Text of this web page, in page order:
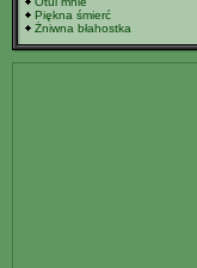
Piękna śmierć
Żniwna błahostka